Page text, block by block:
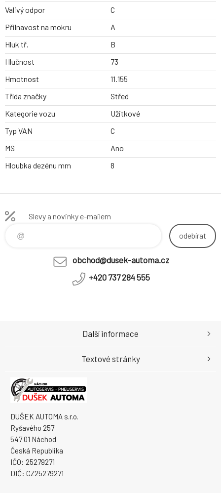
Valivý odpor
C
Přilnavost na mokru
A
Hluk tř.
B
Hlučnost
73
Hmotnost
11.155
Třída značky
Střed
Kategorie vozu
Užitkové
Typ VAN
C
MS
Ano
Hloubka dezénu mm
8
Slevy a novinky e-mailem
odebírat
obchod@dusek-automa.cz
+420 737 284 555
DUŠEK AUTOMA s.r.o.
Ryšavého 257
547 01 Náchod
Česká Republika
IČO: 25279271
DIČ: CZ25279271
Další informace
Textové stránky